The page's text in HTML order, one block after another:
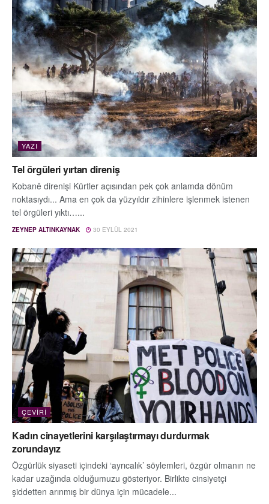
YAZI
Tel örgüleri yırtan direniş
Kobanê direnişi Kürtler açısından pek çok anlamda dönüm
noktasıydı... Ama en çok da yüzyıldır zihinlere işlenmek istenen
tel örgüleri yıktı…...
ZEYNEP ALTINKAYNAK 30 EYLÜL 2021
ÇEVIRI
Kadın cinayetlerini karşılaştırmayı durdurmak
zorundayız
Özgürlük siyaseti içindeki ‘ayrıcalık’ söylemleri, özgür olmanın ne
kadar uzağında olduğumuzu gösteriyor. Birlikte cinsiyetçi
şiddetten arınmış bir dünya için mücadele...